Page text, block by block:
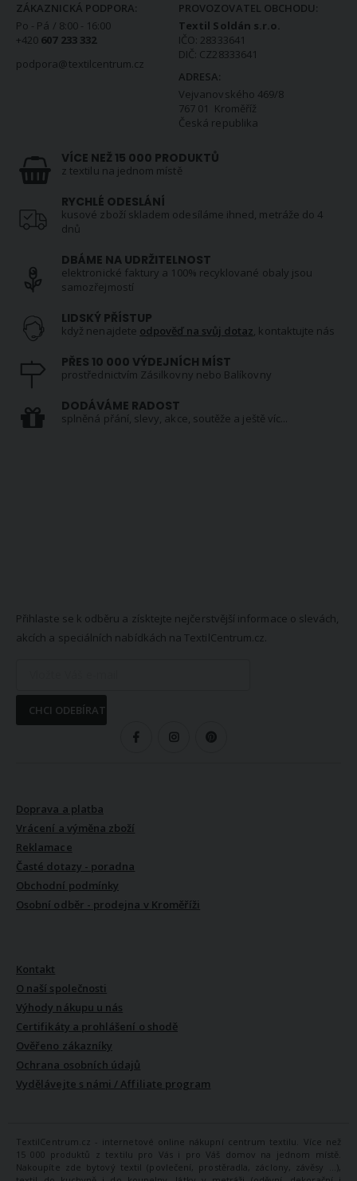
ZÁKAZNICKÁ PODPORA:
Po - Pá / 8:00 - 16:00
+420 607 233 332
podpora@textilcentrum.cz
PROVOZOVATEL OBCHODU:
Textil Soldán s.r.o.
IČO: 28333641
DIČ: CZ28333641
ADRESA:
Vejvanovského 469/8
767 01 Kroměříž
Česká republika
VÍCE NEŽ 15 000 PRODUKTŮ
z textilu na jednom místě
RYCHLÉ ODESLÁNÍ
kusové zboží skladem odesíláme ihned, metráže do 4
dnů
DBÁME NA UDRŽITELNOST
elektronické faktury a 100% recyklované obaly jsou
samozřejmostí
LIDSKÝ PŘÍSTUP
když nenajdete odpověď na svůj dotaz, kontaktujte nás
PŘES 10 000 VÝDEJNÍCH MÍST
prostřednictvím Zásilkovny nebo Balíkovny
DODÁVÁME RADOST
splněná přání, slevy, akce, soutěže a ještě víc...
Přihlaste se k odběru a získtejte nejčerstvější informace o slevách,
akcích a speciálních nabídkách na TextilCentrum.cz.
CHCI ODEBÍRAT
Doprava a platba
Vrácení a výměna zboží
Reklamace
Časté dotazy - poradna
Obchodní podmínky
Osobní odběr - prodejna v Kroměříži
Kontakt
O naší společnosti
Výhody nákupu u nás
Certifikáty a prohlášení o shodě
Ověřeno zákazníky
Ochrana osobních údajů
Vydělávejte s námi / Affiliate program
TextilCentrum.cz - internetové online nákupní centrum textilu. Více než
15 000 produktů z textilu pro Vás i pro Váš domov na jednom místě.
Nakoupíte zde bytový textil (povlečení, prostěradla, záclony, závěsy ...),